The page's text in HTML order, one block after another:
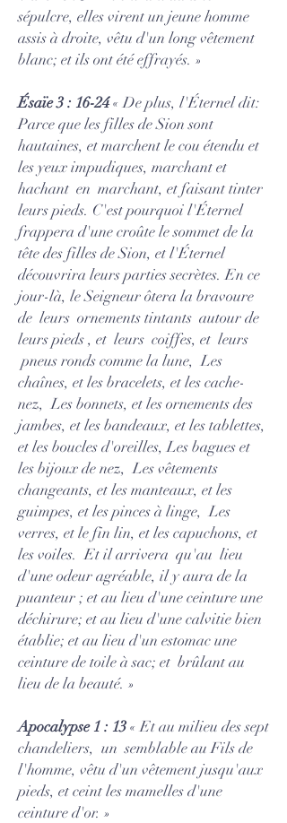
sépulcre, elles virent un jeune homme
assis à droite, vêtu d'un long vêtement
blanc; et ils ont été effrayés. »
Ésaïe 3 : 16-24« De plus, l'Éternel dit:
Parce que les filles de Sion sont
hautaines, et marchent le cou étendu et
les yeux impudiques, marchant et
hachant en marchant, et faisant tinter
leurs pieds. C'est pourquoi l'Éternel
frappera d'une croûte le sommet de la
tête des filles de Sion, et l'Éternel
découvrira leurs parties secrètes. En ce
jour-là, le Seigneur ôtera la bravoure
de leurs ornements tintants autour de
leurs pieds , et leurs coiffes, et leurs
pneus ronds comme la lune, Les
chaînes, et les bracelets, et les cache-
nez, Les bonnets, et les ornements des
jambes, et les bandeaux, et les tablettes,
et les boucles d'oreilles, Les bagues et
les bijoux de nez, Les vêtements
changeants, et les manteaux, et les
guimpes, et les pinces à linge, Les
verres, et le fin lin, et les capuchons, et
les voiles. Et il arrivera qu'au lieu
d'une odeur agréable, il y aura de la
puanteur ; et au lieu d'une ceinture une
déchirure; et au lieu d'une calvitie bien
établie; et au lieu d'un estomac une
ceinture de toile à sac; et brûlant au
lieu de la beauté. »
Apocalypse 1 : 13« Et au milieu des sept
chandeliers, un semblable au Fils de
l'homme, vêtu d'un vêtement jusqu'aux
pieds, et ceint les mamelles d'une
ceinture d'or. »